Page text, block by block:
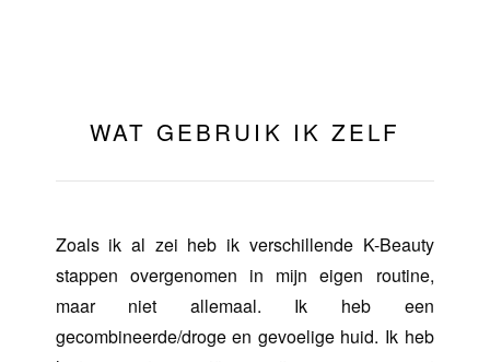
WAT GEBRUIK IK ZELF
Zoals ik al zei heb ik verschillende K-Beauty
stappen overgenomen in mijn eigen routine,
maar niet allemaal. Ik heb een
gecombineerde/droge en gevoelige huid. Ik heb